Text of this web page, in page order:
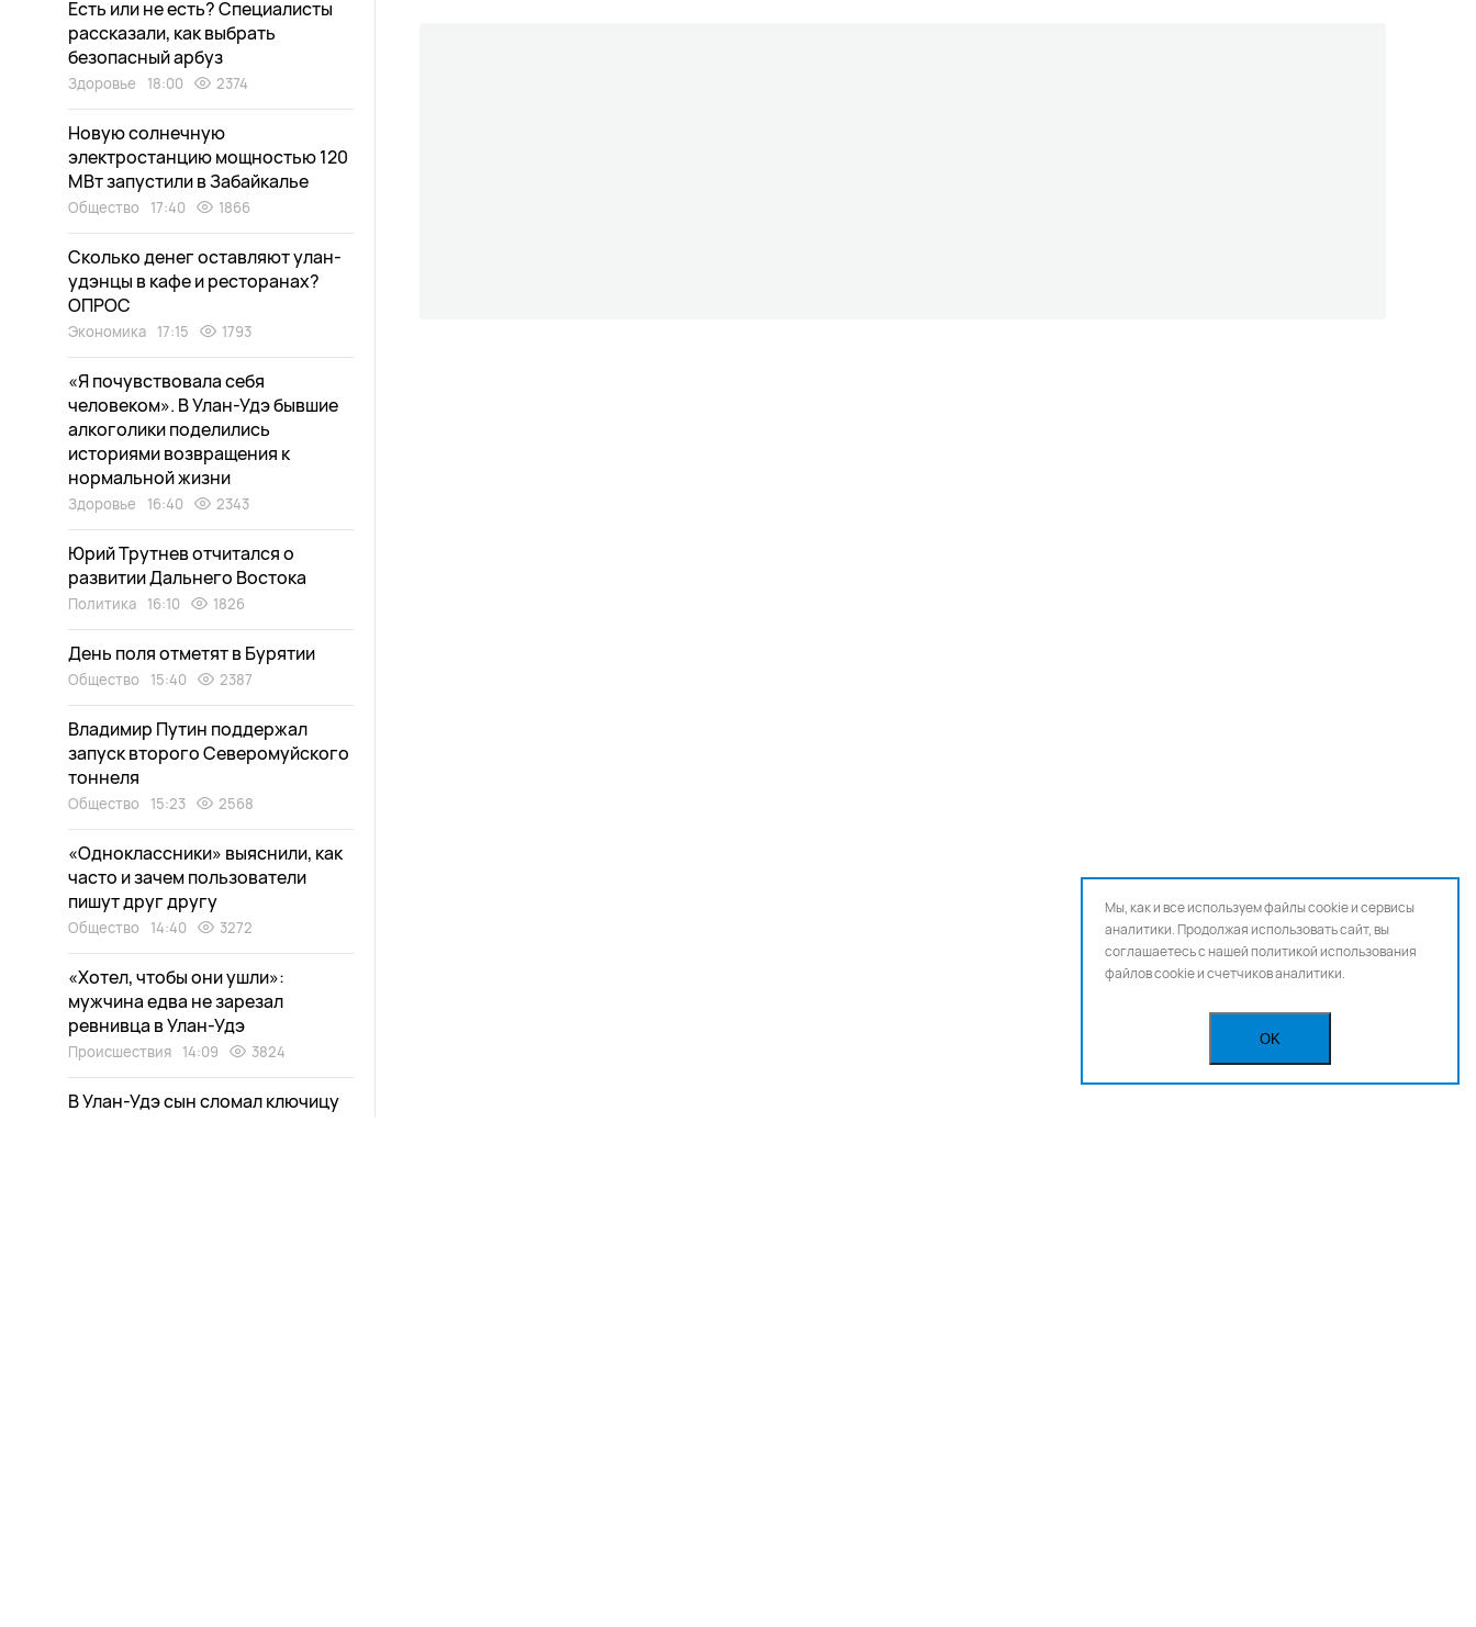
Есть или не есть? Специалисты
рассказали, как выбрать
безопасный арбуз
Здоровье 18:00 2374
Новую солнечную
электростанцию мощностью 120
МВт запустили в Забайкалье
Общество 17:40 1866
Сколько денег оставляют улан-
удэнцы в кафе и ресторанах?
ОПРОС
Экономика 17:15 1793
«Я почувствовала себя
человеком». В Улан-Удэ бывшие
алкоголики поделились
историями возвращения к
нормальной жизни
Здоровье 16:40 2343
Юрий Трутнев отчитался о
развитии Дальнего Востока
Политика 16:10 1826
День поля отметят в Бурятии
Общество 15:40 2387
Владимир Путин поддержал
запуск второго Северомуйского
тоннеля
Общество 15:23 2568
«Одноклассники» выяснили, как
часто и зачем пользователи
пишут друг другу
Общество 14:40 3272
«Хотел, чтобы они ушли»:
мужчина едва не зарезал
ревнивца в Улан-Удэ
Происшествия 14:09 3824
В Улан-Удэ сын сломал ключицу
Мы, как и все используем файлы cookie и сервисы
аналитики. Продолжая использовать сайт, вы
соглашаетесь с нашейполитикой использования
файлов cookie и счетчиков аналитики.
OK